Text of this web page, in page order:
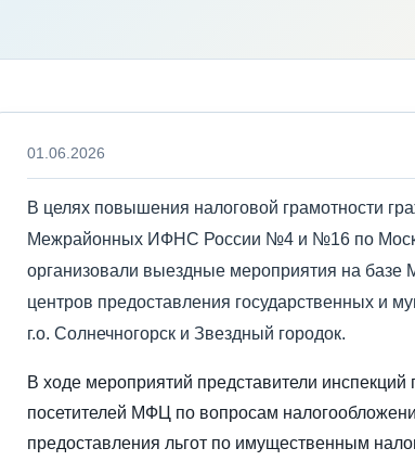
01.06.2026
В целях повышения налоговой грамотности
Межрайонных ИФНС России №4 и №16 по
организовали выездные мероприятия на базе
центров предоставления государственных и
г.о. Солнечногорск и Звездный городок.
В ходе мероприятий представители инспекций
посетителей МФЦ по вопросам
предоставления льгот по имущественным